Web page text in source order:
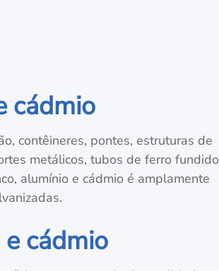
cádmio
contêineres, pontes, estruturas de
metálicos, tubos de ferro fundido
alumínio e cádmio é amplamente
cádmio